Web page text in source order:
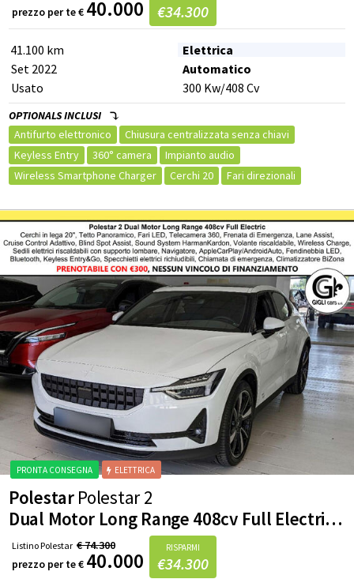
EDS (Antislittamento in partenza)
Trazione Integrale
Sensore di luminosità
Specchietto retrovisore con funzione antiabbagliamento
prezzo per te€ 40.000 €34.300
41.100 km
Elettrica
Set 2022
Automatico
Usato
300 Kw/408 Cv
OPTIONALS INCLUSI
Antifurto elettronico
Chiusura centralizzata senza chiavi
Keyless Entry
360° camera
Impianto audio
Wireless Smartphone Charger
Cerchi 20
Fari direzionali
Supporto lombare
Volante riscaldato
City Safety
Frenata automatica di emergenza
Sistema anticollisione
Adaptive cruise control
Blind spot monitor
Frenata di emergenza assistita
Tetto panoramico
Polestar Polestar 2
Dual Motor Long Range 408cv Full Electric Tetto Pano
prezzo per te€ 40.000
ListinoPolestar €74.300 RISPARMI
€34.300